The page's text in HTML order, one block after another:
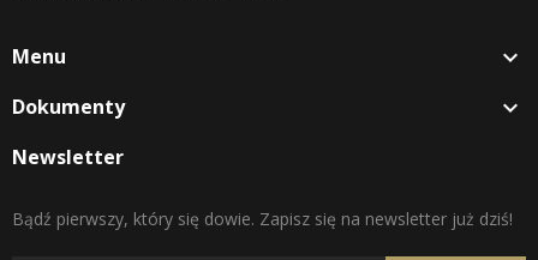
Menu 
Dokumenty 
Newsletter
Bądź pierwszy, który się dowie. Zapisz się na newsletter już dziś!